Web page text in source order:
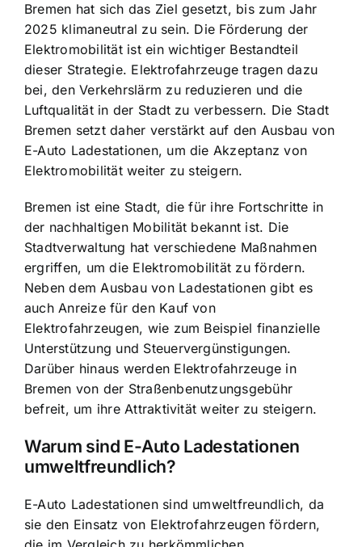
Bremen hat sich das Ziel gesetzt, bis zum Jahr
2025 klimaneutral zu sein. Die Förderung der
Elektromobilität ist ein wichtiger Bestandteil
dieser Strategie. Elektrofahrzeuge tragen dazu
bei, den Verkehrslärm zu reduzieren und die
Luftqualität in der Stadt zu verbessern. Die Stadt
Bremen setzt daher verstärkt auf den Ausbau von
E-Auto Ladestationen, um die Akzeptanz von
Elektromobilität weiter zu steigern.
Bremen ist eine Stadt, die für ihre Fortschritte in
der nachhaltigen Mobilität bekannt ist. Die
Stadtverwaltung hat verschiedene Maßnahmen
ergriffen, um die Elektromobilität zu fördern.
Neben dem Ausbau von Ladestationen gibt es
auch Anreize für den Kauf von
Elektrofahrzeugen, wie zum Beispiel finanzielle
Unterstützung und Steuervergünstigungen.
Darüber hinaus werden Elektrofahrzeuge in
Bremen von der Straßenbenutzungsgebühr
befreit, um ihre Attraktivität weiter zu steigern.
Warum sind E-Auto Ladestationen
umweltfreundlich?
E-Auto Ladestationen sind umweltfreundlich, da
sie den Einsatz von Elektrofahrzeugen fördern,